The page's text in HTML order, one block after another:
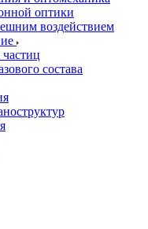
оптики
воздействием
состава